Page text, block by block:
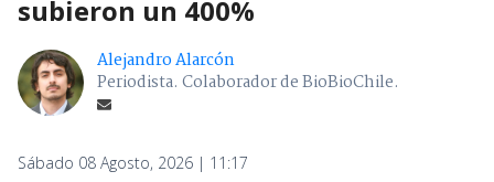
subieron un 400%
Alejandro Alarcón
Periodista. Colaborador de BioBioChile.
Sábado 08 Agosto, 2026 | 11:17